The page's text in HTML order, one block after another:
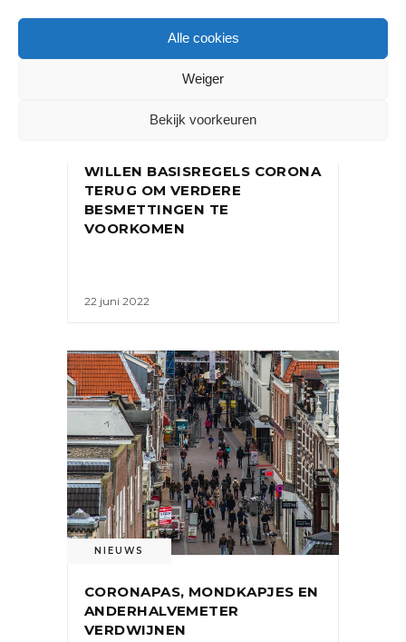
Alle cookies
Weiger
Bekijk voorkeuren
WILLEN BASISREGELS CORONA
TERUG OM VERDERE
BESMETTINGEN TE
VOORKOMEN
22 juni 2022
NIEUWS
CORONAPAS, MONDKAPJES EN
ANDERHALVEMETER
VERDWIJNEN